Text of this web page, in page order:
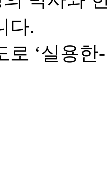
다.
로 ‘실용